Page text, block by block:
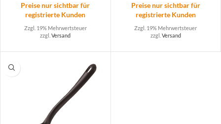
Preise nur sichtbar für
registrierte Kunden
Zzgl. 19% Mehrwertsteuer
zzgl.Versand
Preise nur sichtbar für
registrierte Kunden
Zzgl. 19% Mehrwertsteuer
zzgl. Versand